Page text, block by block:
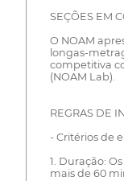
SEÇÕES EM
O NOAM
longas-
competitiva
(NOAM Lab).
REGRAS DE
- Critérios de
1. Duração:
mais de 60